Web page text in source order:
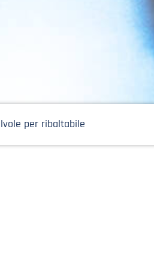
per ribaltabile